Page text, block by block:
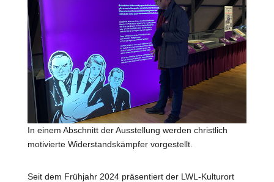
In einem Abschnitt der Ausstellung werden christlich
motivierte Widerstandskämpfer vorgestellt.
Seit dem Frühjahr 2024 präsentiert der LWL-Kulturort